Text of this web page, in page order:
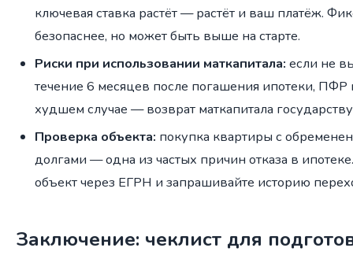
ключевая ставка растёт — растёт и ваш платёж.
безопаснее, но может быть выше на старте.
Риски при использовании маткапитала: если не
течение 6 месяцев после погашения ипотеки,
худшем случае — возврат маткапитала
Проверка объекта: покупка квартиры с
долгами — одна из частых причин отказа в
объект через ЕГРН и запрашивайте историю
Заключение: чеклист для